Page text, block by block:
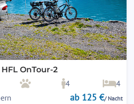
OnTour-2
4
4
ab 125 €/ Nacht